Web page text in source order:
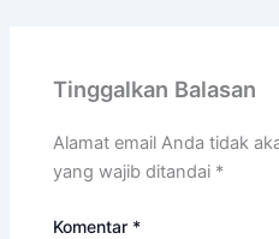
Tinggalkan Balasan
Alamat email Anda tidak
yang wajib ditandai *
Komentar *